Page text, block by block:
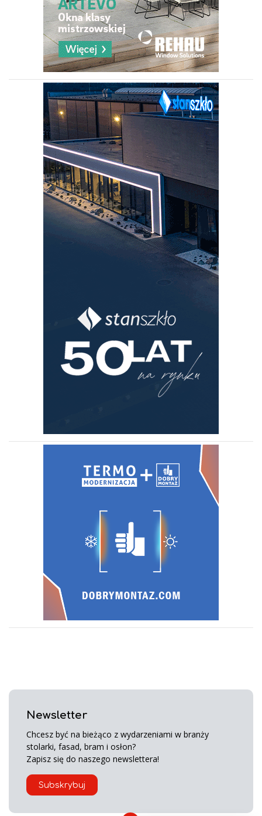
Newsletter
Chcesz być na bieżąco z wydarzeniami w branży
stolarki, fasad, bram i osłon?
Zapisz się do naszego newslettera!
Subskrybuj